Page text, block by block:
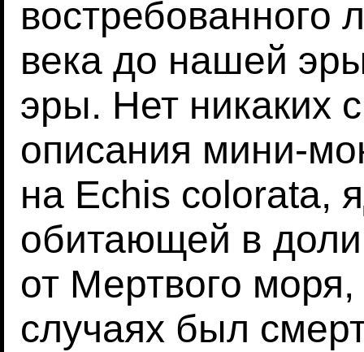
востребованного
века до нашей
эры. Нет никаких
описания мини-
на Echis colorata,
обитающей в
от Мертвого моря,
случаях был